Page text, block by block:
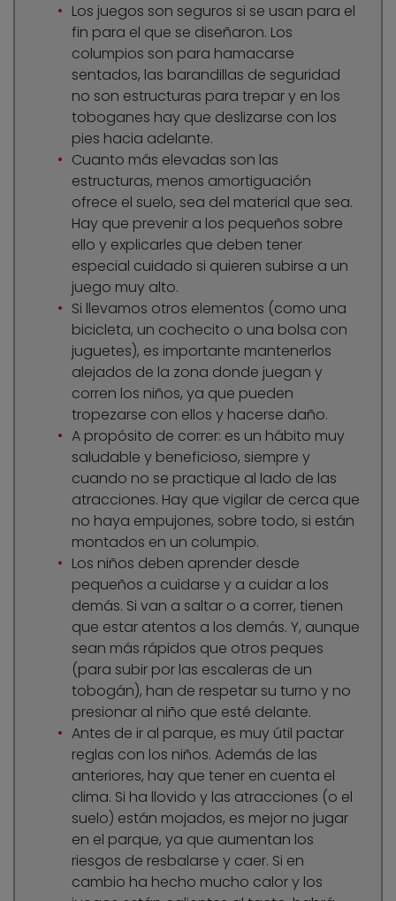
Los juegos son seguros si se usan para el
fin para el que se diseñaron. Los
columpios son para hamacarse
sentados, las barandillas de seguridad
no son estructuras para trepar y en los
toboganes hay que deslizarse con los
pies hacia adelante.
Cuanto más elevadas son las
estructuras, menos amortiguación
ofrece el suelo, sea del material que sea.
Hay que prevenir a los pequeños sobre
ello y explicarles que deben tener
especial cuidado si quieren subirse a un
juego muy alto.
Si llevamos otros elementos (como una
bicicleta, un cochecito o una bolsa con
juguetes), es importante mantenerlos
alejados de la zona donde juegan y
corren los niños, ya que pueden
tropezarse con ellos y hacerse daño.
A propósito de correr: es un hábito muy
saludable y beneficioso, siempre y
cuando no se practique al lado de las
atracciones. Hay que vigilar de cerca que
no haya empujones, sobre todo, si están
montados en un columpio.
Los niños deben aprender desde
pequeños a cuidarse y a cuidar a los
demás. Si van a saltar o a correr, tienen
que estar atentos a los demás. Y, aunque
sean más rápidos que otros peques
(para subir por las escaleras de un
tobogán), han de respetar su turno y no
presionar al niño que esté delante.
Antes de ir al parque, es muy útil pactar
reglas con los niños. Además de las
anteriores, hay que tener en cuenta el
clima. Si ha llovido y las atracciones (o el
suelo) están mojados, es mejor no jugar
en el parque, ya que aumentan los
riesgos de resbalarse y caer. Si en
cambio ha hecho mucho calor y los